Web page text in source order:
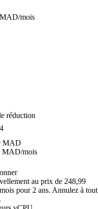
mois
réduction
MAD
MAD/mois
au prix de 248,99
pour 2 ans. Annulez à tout